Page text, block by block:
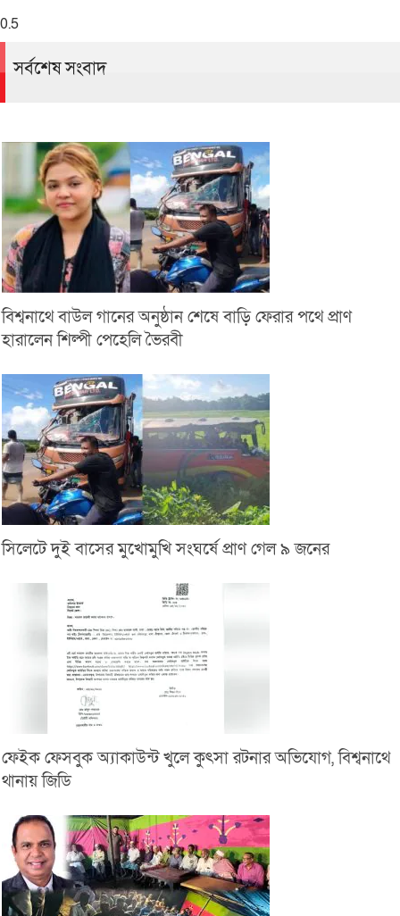
সর্বশেষ সংবাদ
বিশ্বনাথে বাউল গানের অনুষ্ঠান শেষে বাড়ি ফেরার পথে প্রাণ
হারালেন শিল্পী পেহেলি ভৈরবী
সিলেটে দুই বাসের মুখোমুখি সংঘর্ষে প্রাণ গেল ৯ জনের
ফেইক ফেসবুক অ্যাকাউন্ট খুলে কুৎসা রটনার অভিযোগ, বিশ্বনাথে
থানায় জিডি